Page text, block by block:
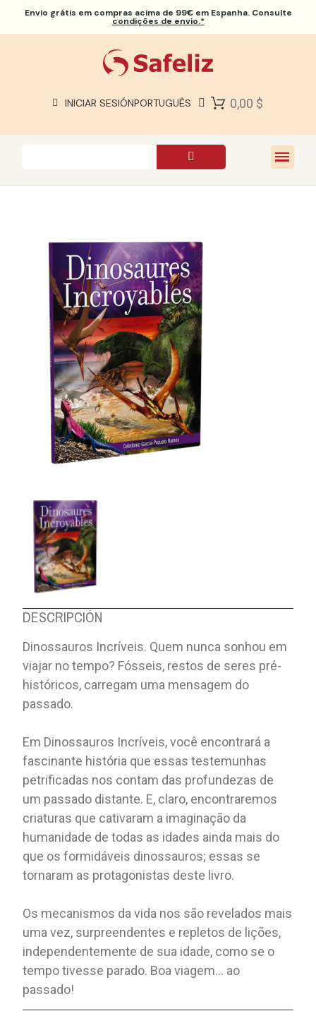
Envio grátis em compras acima de 99€ em Espanha. Consulte
condições de envio.*
INICIAR SESIÓNPORTUGUÊS 0,00 $
SOBRE NÓS
DESCRIPCIÓN
Dinossauros Incríveis. Quem nunca sonhou em
viajar no tempo? Fósseis, restos de seres pré-
históricos, carregam uma mensagem do
passado.
Em Dinossauros Incríveis, você encontrará a
fascinante história que essas testemunhas
petrificadas nos contam das profundezas de
um passado distante. E, claro, encontraremos
criaturas que cativaram a imaginação da
humanidade de todas as idades ainda mais do
que os formidáveis ​​dinossauros; essas se
tornaram as protagonistas deste livro.
Os mecanismos da vida nos são revelados mais
uma vez, surpreendentes e repletos de lições,
independentemente de sua idade, como se o
tempo tivesse parado. Boa viagem... ao
passado!